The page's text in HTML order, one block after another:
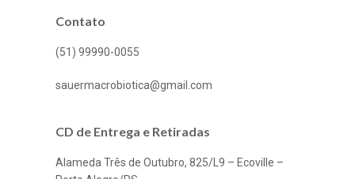
Contato
(51) 99990-0055
sauermacrobiotica@gmail.com
CD de Entrega e Retiradas
Alameda Três de Outubro, 825/L9 – Ecoville –